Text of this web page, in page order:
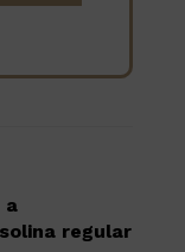
a
regular